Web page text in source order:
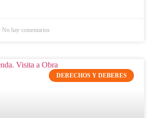
No hay comentarios
DERECHOS Y DEBERES